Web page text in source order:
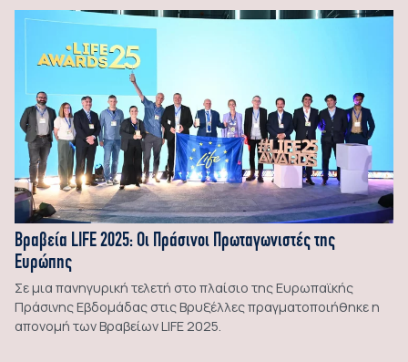
Βραβεία LIFE 2025: Οι Πράσινοι Πρωταγωνιστές της
Ευρώπης
Σε μια πανηγυρική τελετή στο πλαίσιο της Ευρωπαϊκής
Πράσινης Εβδομάδας στις Βρυξέλλες πραγματοποιήθηκε η
απονομή των Βραβείων LIFE 2025.